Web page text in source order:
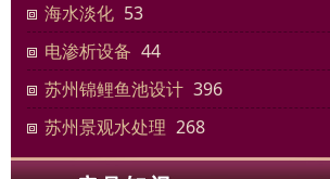
海水淡化 53
电渗析设备 44
苏州锦鲤鱼池设计 396
苏州景观水处理 268